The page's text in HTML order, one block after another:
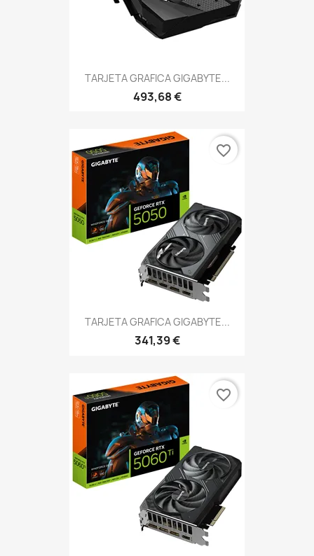
TARJETA GRAFICA GIGABYTE...
493,68 €
TARJETA GRAFICA GIGABYTE...
341,39 €
favorite_border
favorite_border